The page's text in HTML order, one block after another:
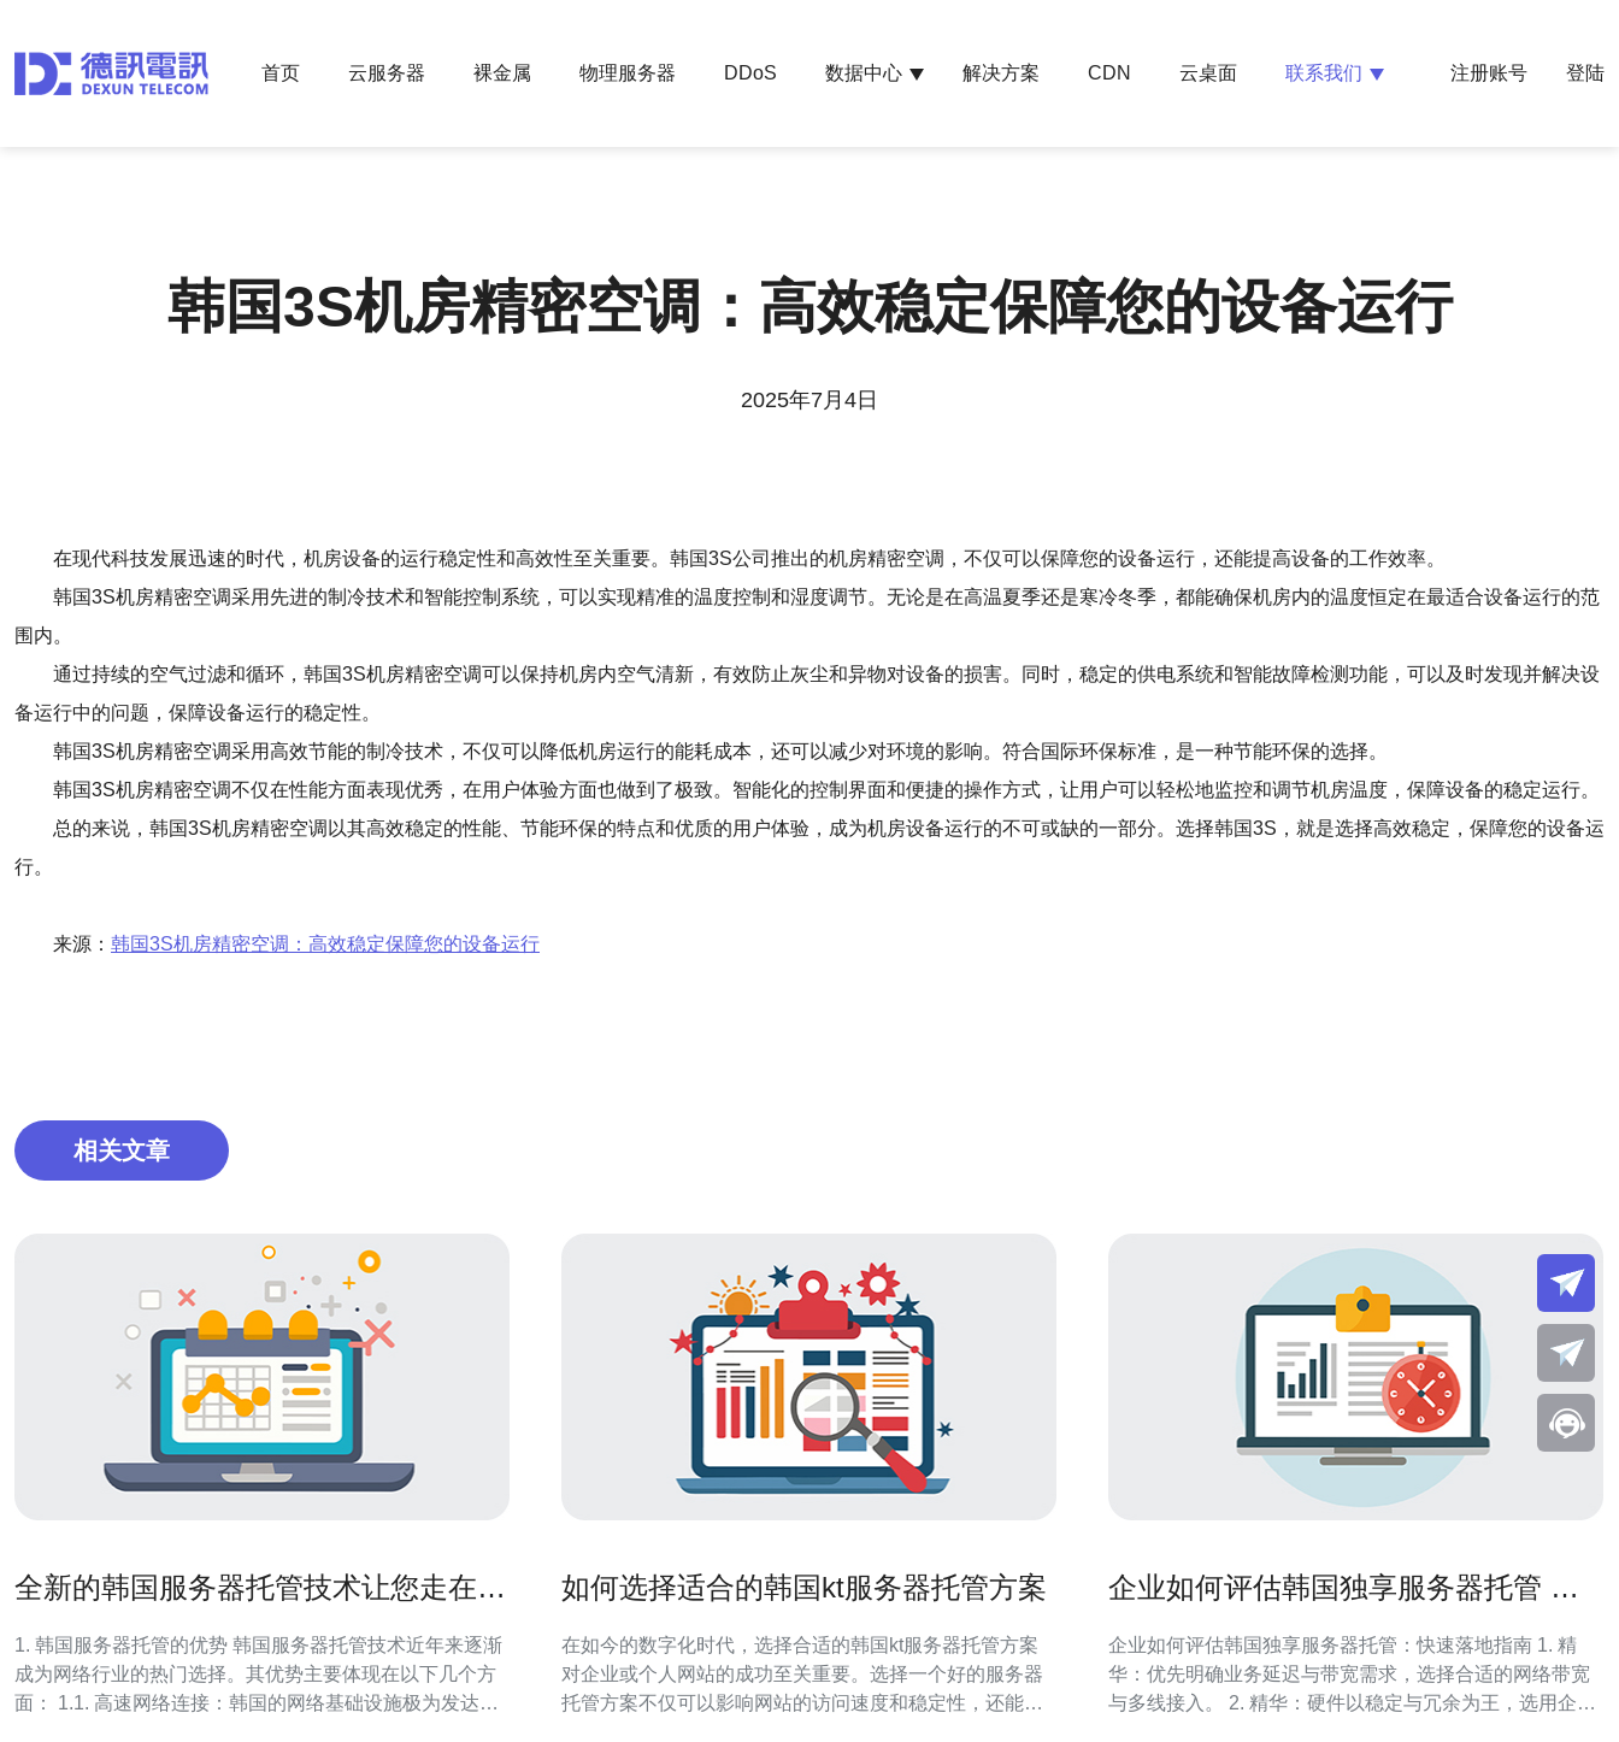
首页 云服务器 裸金属 物理服务器 DDoS 数据中心 解决方案 CDN 云桌面 联系我们 注册账号 登陆
韩国3S机房精密空调：高效稳定保障您的设备运行
2025年7月4日
在现代科技发展迅速的时代，机房设备的运行稳定性和高效性至关重要。韩国3S公司推出的机房精密空调，不仅可以保障您的设备运行，还能提高设备的工作效率。
韩国3S机房精密空调采用先进的制冷技术和智能控制系统，可以实现精准的温度控制和湿度调节。无论是在高温夏季还是寒冷冬季，都能确保机房内的温度恒定在最适合设备运行的范
围内。
通过持续的空气过滤和循环，韩国3S机房精密空调可以保持机房内空气清新，有效防止灰尘和异物对设备的损害。同时，稳定的供电系统和智能故障检测功能，可以及时发现并解决设
备运行中的问题，保障设备运行的稳定性。
韩国3S机房精密空调采用高效节能的制冷技术，不仅可以降低机房运行的能耗成本，还可以减少对环境的影响。符合国际环保标准，是一种节能环保的选择。
韩国3S机房精密空调不仅在性能方面表现优秀，在用户体验方面也做到了极致。智能化的控制界面和便捷的操作方式，让用户可以轻松地监控和调节机房温度，保障设备的稳定运行。
总的来说，韩国3S机房精密空调以其高效稳定的性能、节能环保的特点和优质的用户体验，成为机房设备运行的不可或缺的一部分。选择韩国3S，就是选择高效稳定，保障您的设备运
行。
来源： 韩国3S机房精密空调：高效稳定保障您的设备运行
相关文章
全新的韩国服务器托管技术让您走在前
1. 韩国服务器托管的优势 韩国服务器托管技术近年来逐渐
成为网络行业的热门选择。其优势主要体现在以下几个方
面： 1.1. 高速网络连接：韩国的网络基础设施极为发达，
如何选择适合的韩国kt服务器托管方案
在如今的数字化时代，选择合适的韩国kt服务器托管方案
对企业或个人网站的成功至关重要。选择一个好的服务器
托管方案不仅可以影响网站的访问速度和稳定性，还能在
企业如何评估韩国独享服务器托管 的
企业如何评估韩国独享服务器托管：快速落地指南 1. 精
华：优先明确业务延迟与带宽需求，选择合适的网络带宽
与多线接入。 2. 精华：硬件以稳定与冗余为王，选用企业